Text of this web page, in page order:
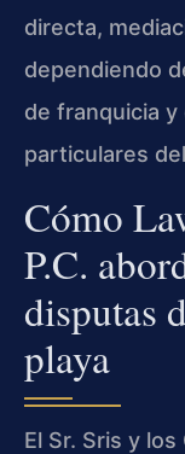
directa,
dependiendo
de franquicia
particulares
Cómo
P.C.
disputas
playa
El Sr. Sris y